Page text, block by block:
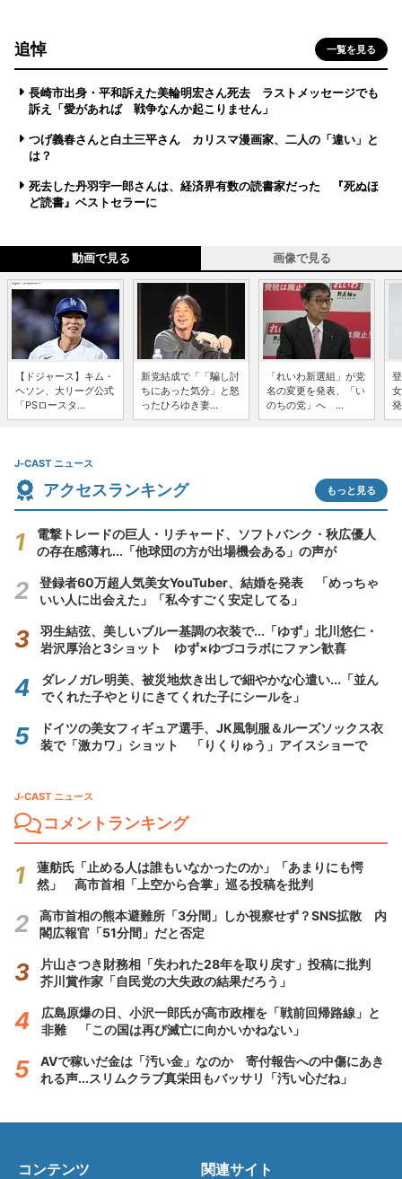
追悼 一覧を見る
長崎市出身・平和訴えた美輪明宏さん死去 ラストメッセージでも
訴え「愛があれば 戦争なんか起こりません」
つげ義春さんと白土三平さん カリスマ漫画家、二人の「違い」と
は？
死去した丹羽宇一郎さんは、経済界有数の読書家だった 『死ぬほ
ど読書』ベストセラーに
動画で見る 画像で見る
【ドジャース】キム・
ヘソン、大リーグ公式
「PSロースタ...
新党結成で「「騙し討
ちにあった気分」と怒
ったひろゆき妻...
「れいわ新選組」が党
名の変更を発表、「い
のちの党」へ ...
J-CAST ニュース
アクセスランキング もっと見る
電撃トレードの巨人・リチャード、ソフトバンク・秋広優人
の存在感薄れ...「他球団の方が出場機会ある」の声が
登録者60万超人気美女YouTuber、結婚を発表 「めっちゃ
いい人に出会えた」「私今すごく安定してる」
羽生結弦、美しいブルー基調の衣装で...「ゆず」北川悠仁・
岩沢厚治と3ショット ゆず×ゆづコラボにファン歓喜
ダレノガレ明美、被災地炊き出しで細やかな心遣い...「並ん
でくれた子やとりにきてくれた子にシールを」
ドイツの美女フィギュア選手、JK風制服＆ルーズソックス衣
装で「激カワ」ショット 「りくりゅう」アイスショーで
J-CAST ニュース
コメントランキング
蓮舫氏「止める人は誰もいなかったのか」「あまりにも愕
然」 高市首相「上空から合掌」巡る投稿を批判
高市首相の熊本避難所「3分間」しか視察せず？SNS拡散 内
閣広報官「51分間」だと否定
片山さつき財務相「失われた28年を取り戻す」投稿に批判
芥川賞作家「自民党の大失政の結果だろう」
広島原爆の日、小沢一郎氏が高市政権を「戦前回帰路線」と
非難 「この国は再び滅亡に向かいかねない」
AVで稼いだ金は「汚い金」なのか 寄付報告への中傷にあき
れる声...スリムクラブ真栄田もバッサリ「汚い心だね」
コンテンツ 関連サイト